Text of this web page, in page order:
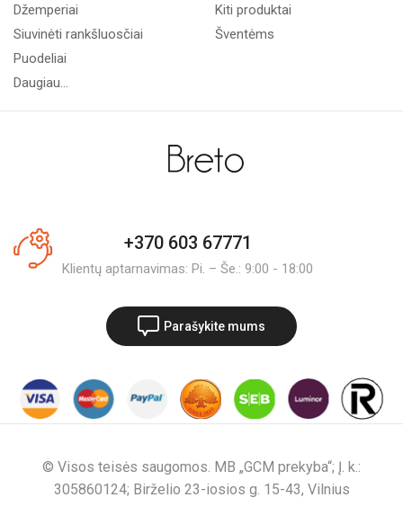
Džemperiai
Siuvinėti rankšluosčiai
Puodeliai
Daugiau...
Kiti produktai
Šventėms
+370 603 67771
Klientų aptarnavimas: Pi. – Še.: 9:00 - 18:00
Parašykite mums
© Visos teisės saugomos. MB „GCM prekyba“; Į. k.:
305860124; Birželio 23-iosios g. 15-43, Vilnius